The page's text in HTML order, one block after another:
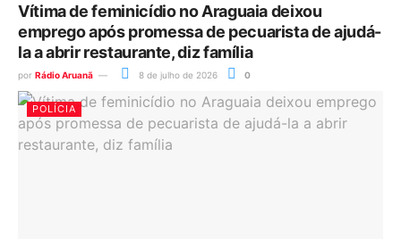
Vítima de feminicídio no Araguaia deixou
emprego após promessa de pecuarista de ajudá-
la a abrir restaurante, diz família
por Rádio Aruanã 8 de julho de 2026 0
POLÍCIA